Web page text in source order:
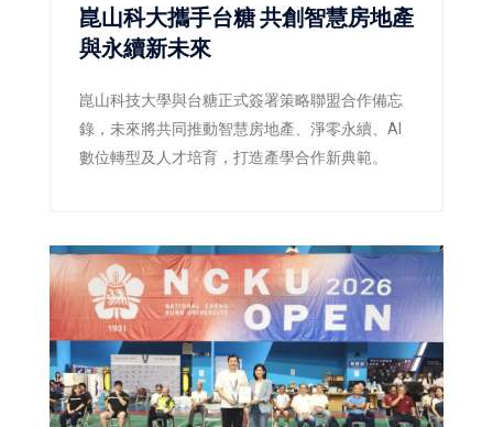
崑山科大攜手台糖 共創智慧房地產
與永續新未來
崑山科技大學與台糖正式簽署策略聯盟合作備忘
錄，未來將共同推動智慧房地產、淨零永續、AI
數位轉型及人才培育，打造產學合作新典範。